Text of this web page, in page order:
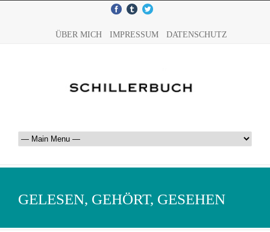
ÜBER MICH IMPRESSUM DATENSCHUTZ
GELESEN, GEHÖRT, GESEHEN